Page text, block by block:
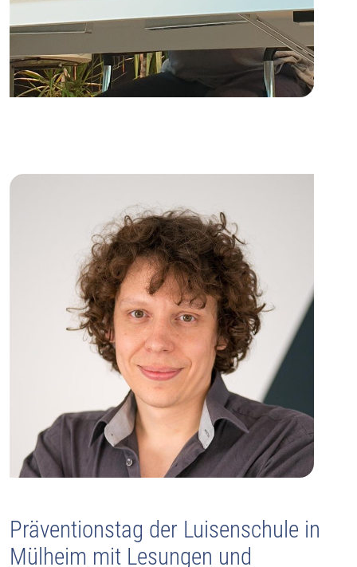
Präventionstag der Luisenschule in
Mülheim mit Lesungen und